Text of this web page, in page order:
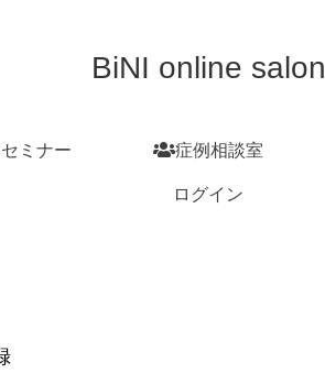
BiNI online salon
ミナー 症例相談室
ログイン